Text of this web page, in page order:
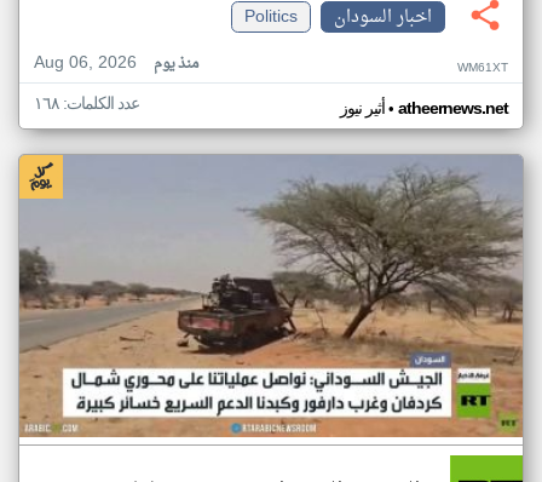
اخبار السودان
Politics
Aug 06, 2026
منذ يوم WM61XT
أثير نيوز• atheernews.net عدد الكلمات: ١٦٨